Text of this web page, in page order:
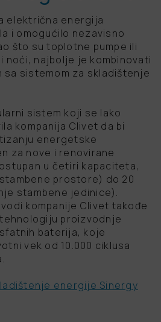
električna energija
i omogućilo nezavisno
što su toplotne pumpe ili
noći, najbolje je kombinovati
sistemom za skladištenje
sistem koji se lako
kompanija Clivet da bi
energetske
za nove i renovirane
u četiri kapaciteta,
prostore) do 20
stambene jedinice).
kompanije Clivet takođe
proizvodnje
baterija, koje
vek od 10.000 ciklusa
energije Sinergy
životnu sredinu i
prirodni radni medijum
udobnost i usklađenost
propisima
Fi upravljanje
stepen energetske
raspon pri spoljašnjim
vlažnosti vazduha
situaciji zahvaljujući
"Eye" senzoru
upravljanje putem
glasovne kontrole uz
Amazon Alexa ili